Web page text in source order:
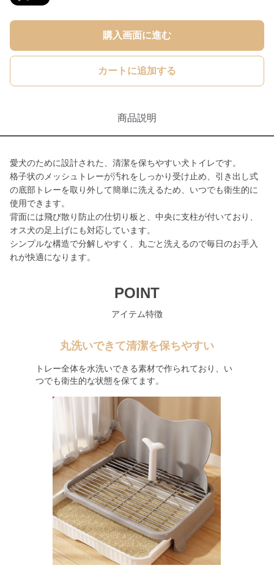
購入画面に進む
カートに追加する
商品説明
愛犬のために設計された、清潔を保ちやすい犬トイレです。
格子状のメッシュトレーが汚れをしっかり受け止め、引き出し式
の底部トレーを取り外して簡単に洗えるため、いつでも衛生的に
使用できます。
背面には飛び散り防止の仕切り板と、中央に支柱が付いており、
オス犬の足上げにも対応しています。
シンプルな構造で分解しやすく、丸ごと洗えるので毎日のお手入
れが快適になります。
POINT
アイテム特徴
丸洗いできて清潔を保ちやすい
トレー全体を水洗いできる素材で作られており、い
つでも衛生的な状態を保てます。